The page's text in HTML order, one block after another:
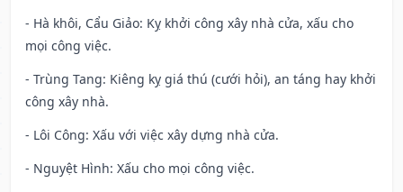
- Hà khôi, Cẩu Giảo: Kỵ khởi công xây nhà cửa, xấu cho
mọi công việc.
- Trùng Tang: Kiêng kỵ giá thú (cưới hỏi), an táng hay khởi
công xây nhà.
- Lôi Công: Xấu với việc xây dựng nhà cửa.
- Nguyệt Hình: Xấu cho mọi công việc.